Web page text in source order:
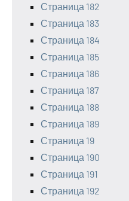
Страница 182
Страница 183
Страница 184
Страница 185
Страница 186
Страница 187
Страница 188
Страница 189
Страница 19
Страница 190
Страница 191
Страница 192